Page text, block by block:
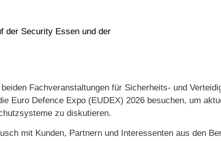
Fachveranstaltungen für Sicherheits- und
Euro Defence Expo (EUDEX) 2026 besuchen, um
zu diskutieren.
mit Kunden, Partnern und Interessenten aus den